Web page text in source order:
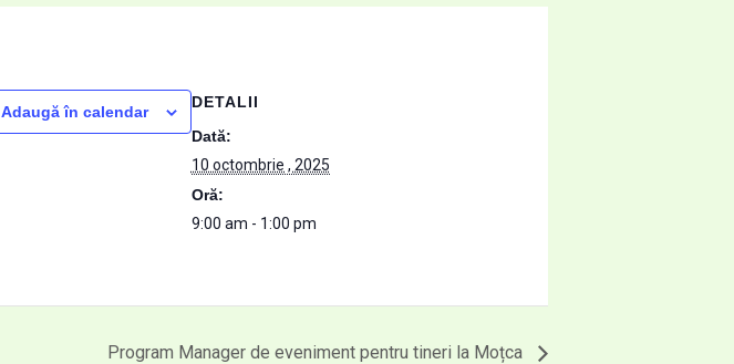
Adaugă în calendar
DETALII
Dată:
10 octombrie , 2025
Oră:
9:00 am - 1:00 pm
Program Manager de eveniment pentru tineri la Moțca